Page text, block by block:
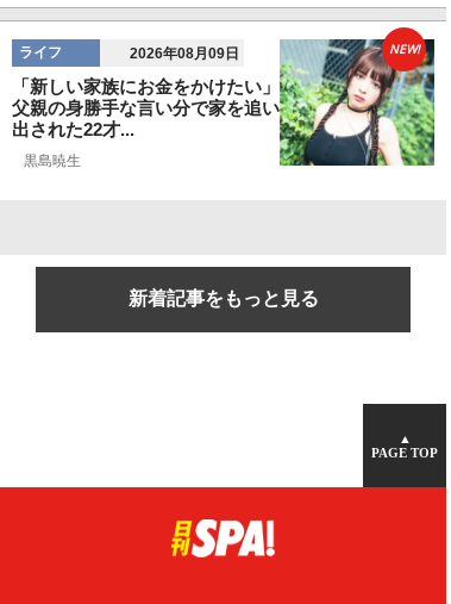
ライフ 2026年08月09日
「新しい家族にお金をかけたい」
父親の身勝手な言い分で家を追い
出された22才...
黒島暁生
NEW!
新着記事をもっと見る
▲
PAGE TOP